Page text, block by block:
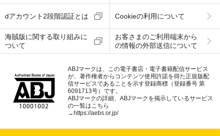
dアカウント2段階認証とは Cookieの利用について
海賊版に関する取り組みに
ついて
お客さまのご利用端末から
の情報の外部送信について
ABJマークは、この電子書店・電子書籍配信サービス
が、著作権者からコンテンツ使用許諾を得た正規版配
信サービスであることを示す登録商標（登録番号 第
6091713号）です。
ABJマークの詳細、ABJマークを掲示しているサービス
の一覧はこちら
→https://aebs.or.jp/